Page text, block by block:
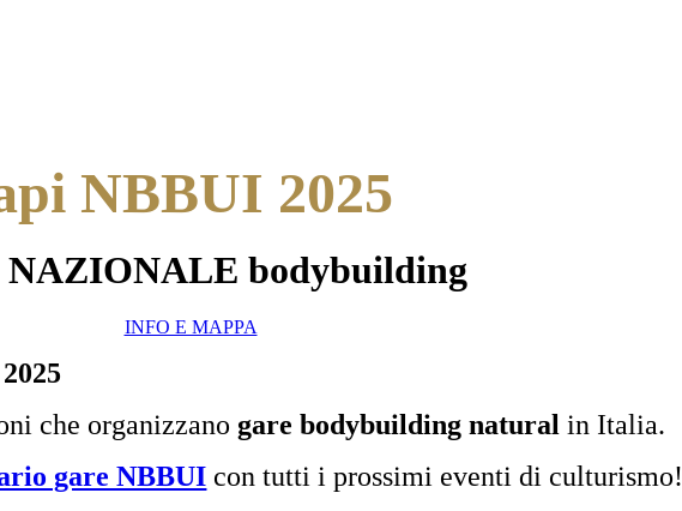
NBBUI 2025
NAZIONALE bodybuilding
INFO E MAPPA
che organizzano gare bodybuilding naturalin Italia.
gare NBBUI con tutti i prossimi eventi di culturismo!